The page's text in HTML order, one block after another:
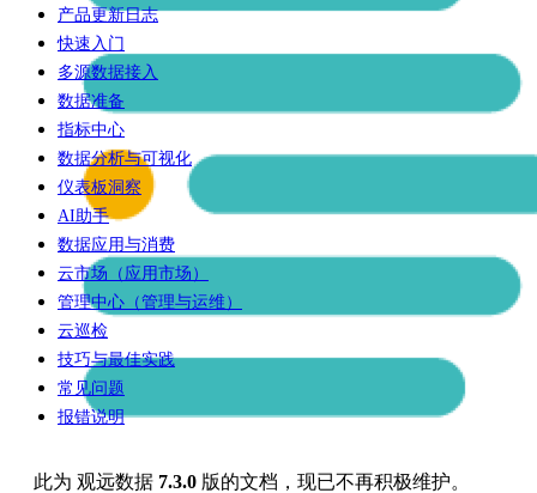
产品更新日志
快速入门
多源数据接入
数据准备
指标中心
数据分析与可视化
仪表板洞察
AI助手
数据应用与消费
云市场（应用市场）
管理中心（管理与运维）
云巡检
技巧与最佳实践
常见问题
报错说明
此为 观远数据 7.3.0 版的文档，现已不再积极维护。